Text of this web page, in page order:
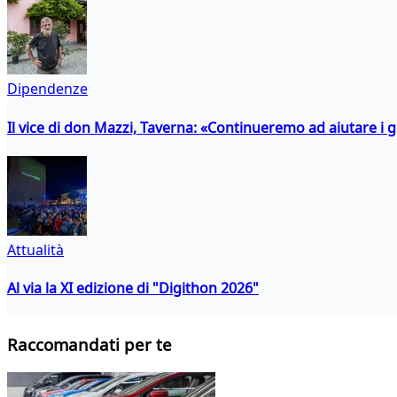
Dipendenze
Il vice di don Mazzi, Taverna: «Continueremo ad aiutare i
Attualità
Al via la XI edizione di "Digithon 2026"
Raccomandati per te